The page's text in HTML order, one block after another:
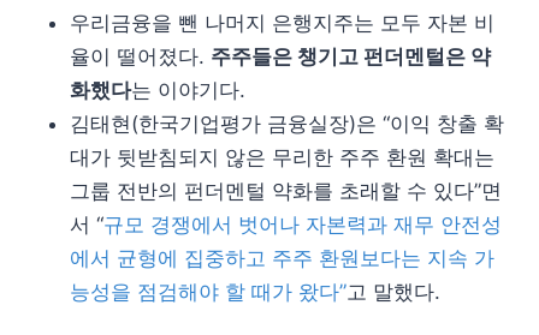
우리금융을 뺀 나머지 은행지주는 모두 자본 비
율이 떨어졌다. 주주들은 챙기고 펀더멘털은 약
화했다는 이야기다.
김태현(한국기업평가 금융실장)은 “이익 창출 확
대가 뒷받침되지 않은 무리한 주주 환원 확대는
그룹 전반의 펀더멘털 약화를 초래할 수 있다”면
서 “규모 경쟁에서 벗어나 자본력과 재무 안전성
에서 균형에 집중하고 주주 환원보다는 지속 가
능성을 점검해야 할 때가 왔다”고 말했다.